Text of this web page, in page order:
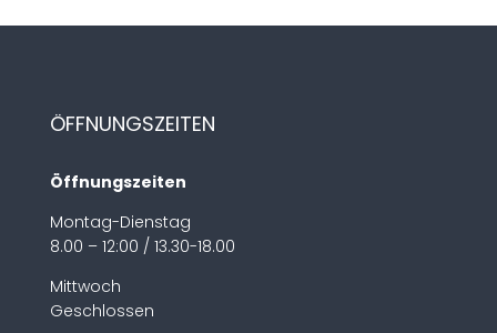
ÖFFNUNGSZEITEN
Öffnungszeiten
Montag-Dienstag
8.00 – 12:00 / 13.30-18.00
Mittwoch
Geschlossen